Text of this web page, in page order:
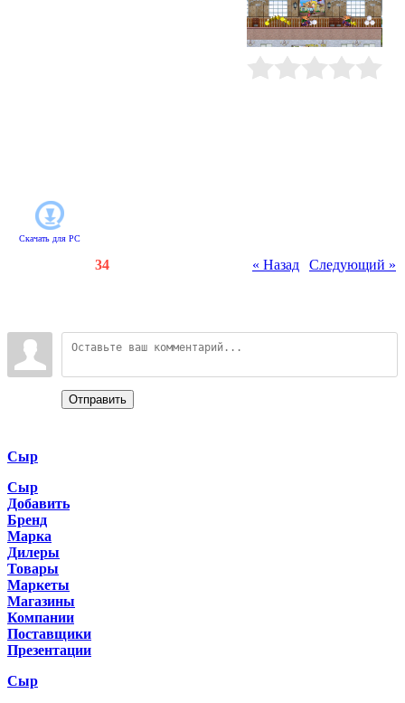
Скачать для PC
« Назад Следующий »
34
Отправить
Сыр
Сыр
Добавить
Бренд
Марка
Дилеры
Товары
Маркеты
Магазины
Компании
Поставщики
Презентации
Сыр